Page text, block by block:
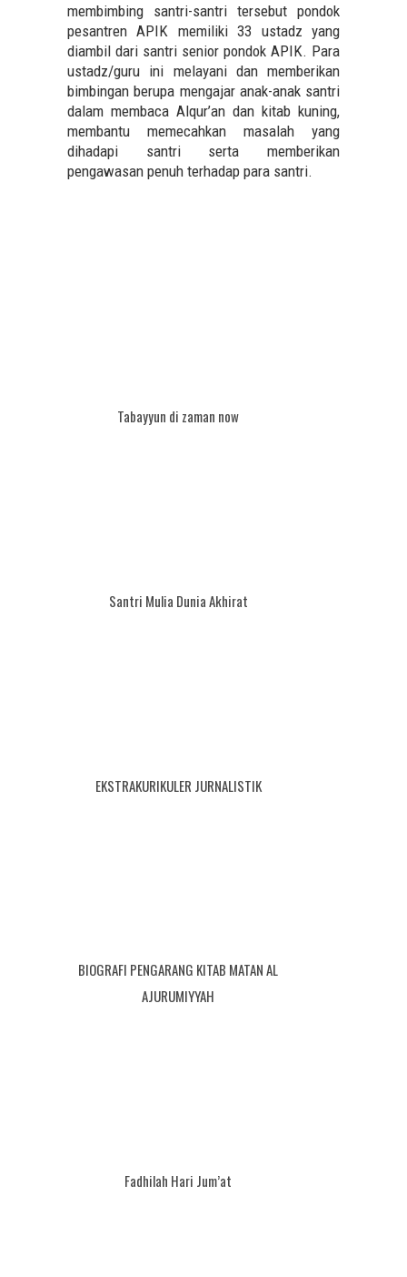
membimbing santri-santri tersebut pondok
pesantren APIK memiliki 33 ustadz yang
diambil dari santri senior pondok APIK. Para
ustadz/guru ini melayani dan memberikan
bimbingan berupa mengajar anak-anak santri
dalam membaca Alqur’an dan kitab kuning,
membantu memecahkan masalah yang
dihadapi santri serta memberikan
pengawasan penuh terhadap para santri.
Tabayyun di zaman now
Santri Mulia Dunia Akhirat
EKSTRAKURIKULER JURNALISTIK
BIOGRAFI PENGARANG KITAB MATAN AL
AJURUMIYYAH
Fadhilah Hari Jum’at